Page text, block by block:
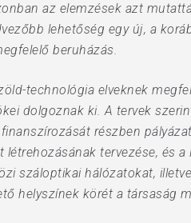
az elemzések azt
lehetőség egy új, a
beruházás.
technológia elveknek
dolgoznak ki. A tervek
részben
tervezése, és a
száloptikai hálózatokat,
helyszínek körét a társaság